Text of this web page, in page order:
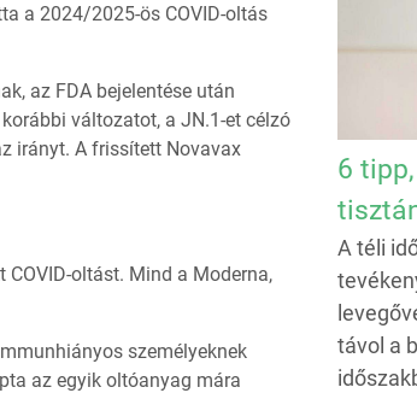
a 2024/2025-ös COVID-oltás
az FDA bejelentése után
változatot, a JN.1-et célzó
irányt. A frissített Novavax
oltást. Mind a Moderna,
személyeknek
az egyik oltóanyag mára
6
A téli
távol a